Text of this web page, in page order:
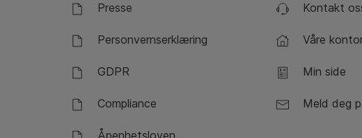
Presse
Personvernserklæring
GDPR
Compliance
Åpenhetsloven
Kontakt
Våre
Min side
Meld deg